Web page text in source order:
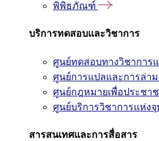
พิพิธภัณฑ์
บริการทดสอบและวิชาการ
ศูนย์ทดสอบทางวิชาการ
ศูนย์การแปลและการล่าม
ศูนย์กฎหมายเพื่อประชา
ศูนย์บริการวิชาการแห่ง
สารสนเทศและการสื่อสาร